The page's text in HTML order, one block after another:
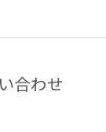
合わせ